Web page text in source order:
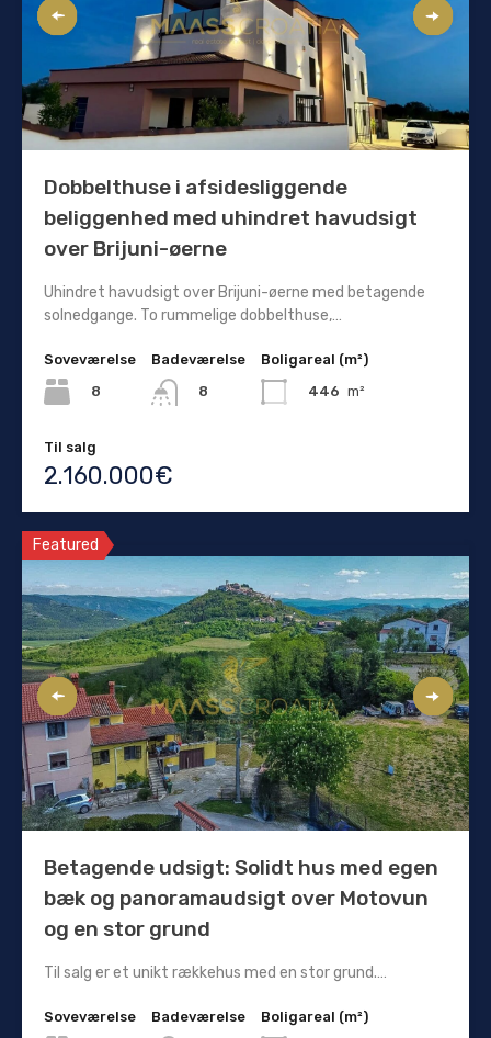
Dobbelthuse i afsidesliggende
beliggenhed med uhindret havudsigt
over Brijuni-øerne
Uhindret havudsigt over Brijuni-øerne med betagende
solnedgange. To rummelige dobbelthuse,…
Soveværelse
8
Badeværelse
8
Boligareal (m²)
446 m²
Til salg
2.160.000€
Featured
Betagende udsigt: Solidt hus med egen
bæk og panoramaudsigt over Motovun
og en stor grund
Til salg er et unikt rækkehus med en stor grund.…
Soveværelse
Badeværelse
Boligareal (m²)